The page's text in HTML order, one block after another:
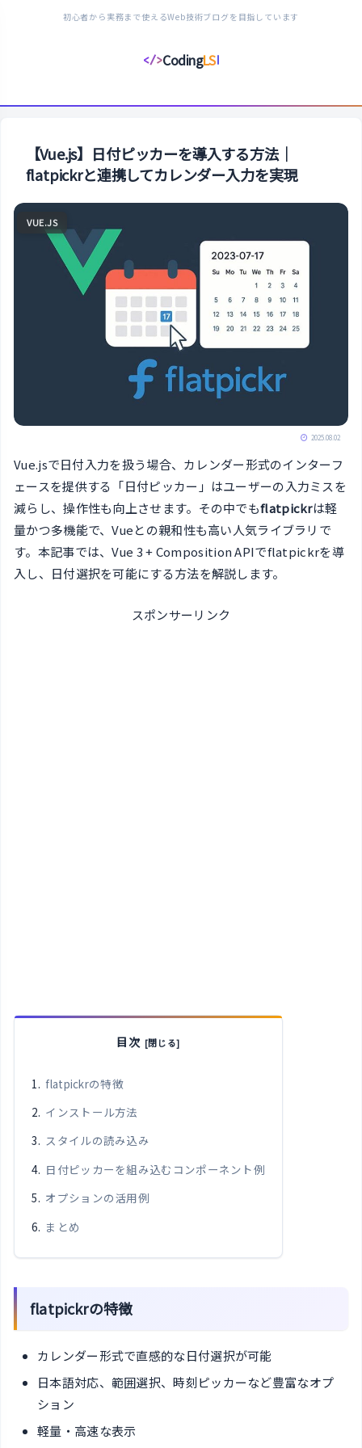
初心者から実務まで使えるWeb技術ブログを目指しています
</>CodingLS
コ
デ
ン
グ
タ
イ
ル
【Vue.js】日付ピッカーを導入する方法｜
flatpickrと連携してカレンダー入力を実現
VUE.JS
2025.08.02
Vue.jsで日付入力を扱う場合、カレンダー形式のインターフ
ェースを提供する「日付ピッカー」はユーザーの入力ミスを
減らし、操作性も向上させます。その中でもflatpickrは軽
量かつ多機能で、Vueとの親和性も高い人気ライブラリで
す。本記事では、Vue 3 + Composition APIでflatpickrを導
入し、日付選択を可能にする方法を解説します。
スポンサーリンク
目次
flatpickrの特徴
インストール方法
スタイルの読み込み
日付ピッカーを組み込むコンポーネント例
オプションの活用例
まとめ
flatpickrの特徴
カレンダー形式で直感的な日付選択が可能
日本語対応、範囲選択、時刻ピッカーなど豊富なオプ
ション
軽量・高速な表示